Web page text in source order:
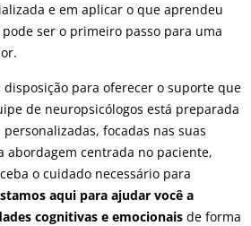
e em aplicar o que aprendeu
ser o primeiro passo para uma
disposição para oferecer o suporte que
de neuropsicólogos está preparada
focadas nas suas
abordagem centrada no paciente,
o cuidado necessário para
aqui para ajudar você a
cognitivas e emocionais de forma